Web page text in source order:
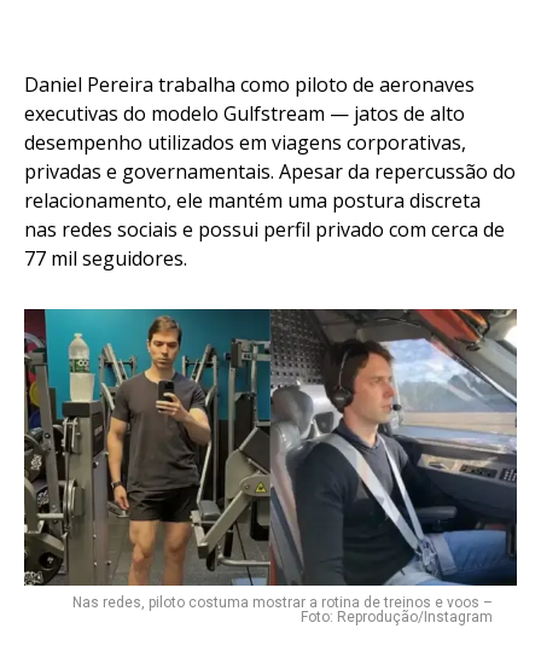
Daniel Pereira trabalha como piloto de aeronaves
executivas do modelo Gulfstream — jatos de alto
desempenho utilizados em viagens corporativas,
privadas e governamentais. Apesar da repercussão do
relacionamento, ele mantém uma postura discreta
nas redes sociais e possui perfil privado com cerca de
77 mil seguidores.
Nas redes, piloto costuma mostrar a rotina de treinos e voos –
Foto: Reprodução/Instagram